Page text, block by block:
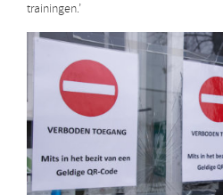
trainingen.’